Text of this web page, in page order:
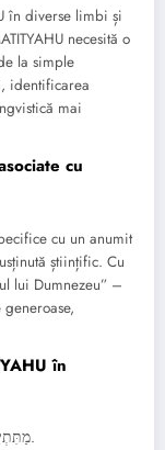
în diverse limbi și
necesită o
la simple
identificarea
mai
cu
cu un anumit
științific. Cu
lui Dumnezeu” –
în
Numele MATITYAHU se scrie în ebraică מַתִּתְיָהוּ.